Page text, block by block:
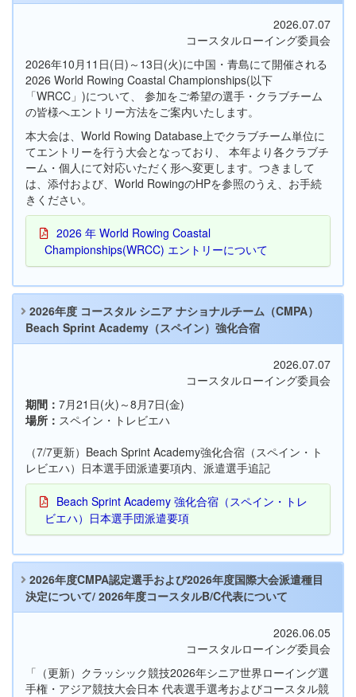
2026.07.07
コースタルローイング委員会
2026年10月11日(日)～13日(火)に中国・青島にて開催される
2026 World Rowing Coastal Championships(以下
「WRCC」)について、 参加をご希望の選手・クラブチーム
の皆様へエントリー方法をご案内いたします。
本大会は、World Rowing Database上でクラブチーム単位に
てエントリーを行う大会となっており、 本年より各クラブチ
ーム・個人にて対応いただく形へ変更します。つきまして
は、添付および、World RowingのHPを参照のうえ、お手続
きください。
2026 年 World Rowing Coastal
Championships(WRCC) エントリーについて
2026年度 コースタル シニア ナショナルチーム（CMPA）
Beach Sprint Academy（スペイン）強化合宿
2026.07.07
コースタルローイング委員会
期間： 7月21日(火)～8月7日(金)
場所： スペイン・トレビエハ
（7/7更新）Beach Sprint Academy強化合宿（スペイン・ト
レビエハ）日本選手団派遣要項内、派遣選手追記
Beach Sprint Academy 強化合宿（スペイン・トレ
ビエハ）日本選手団派遣要項
2026年度CMPA認定選手および2026年度国際大会派遣種目
決定について/ 2026年度コースタルB/C代表について
2026.06.05
コースタルローイング委員会
「（更新）クラッシック競技2026年シニア世界ローイング選
手権・アジア競技大会日本 代表選手選考およびコースタル競